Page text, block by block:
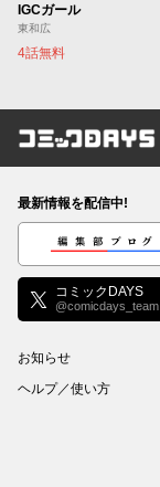
IGCガール
東和広
4話無料
コミック
最新情報を配信中!
編集部ブログ
コミックDAYS
@comicdays_team
お知らせ
ヘルプ／使い方